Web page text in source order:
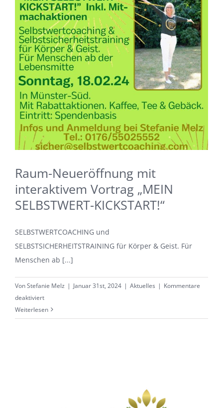
Raum-Neueröffnung mit
interaktivem Vortrag „MEIN
SELBSTWERT-KICKSTART!“
SELBSTWERTCOACHING und
SELBSTSICHERHEITSTRAINING für Körper & Geist. Für
Menschen ab [...]
VonStefanie Melz | Januar 31st, 2024 | Aktuelles | Kommentare
deaktiviertfür
Raum-
Neueröffnung
Weiterlesen